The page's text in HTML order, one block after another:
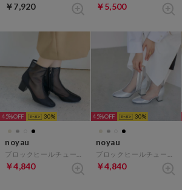
￥7,920 ￥5,500
45% 30
noyau
￥4,840
45% 30
noyau
￥4,840